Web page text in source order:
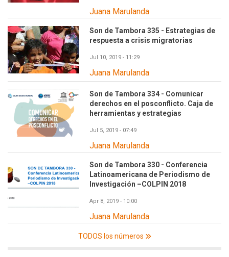
Juana Marulanda
Son de Tambora 335 - Estrategias de
respuesta a crisis migratorias
Jul 10, 2019 - 11:29
Juana Marulanda
Son de Tambora 334 - Comunicar
derechos en el posconflicto. Caja de
herramientas y estrategias
Jul 5, 2019 - 07:49
Juana Marulanda
Son de Tambora 330 - Conferencia
Latinoamericana de Periodismo de
Investigación –COLPIN 2018
Apr 8, 2019 - 10:00
Juana Marulanda
TODOS los números